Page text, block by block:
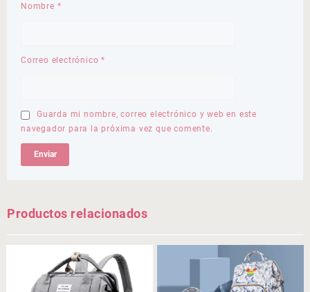
Nombre *
Correo electrónico*
Guarda mi nombre, correo electrónico y web en este
navegador para la próxima vez que comente.
Productos relacionados